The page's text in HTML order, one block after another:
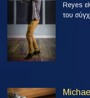
Reyes
του